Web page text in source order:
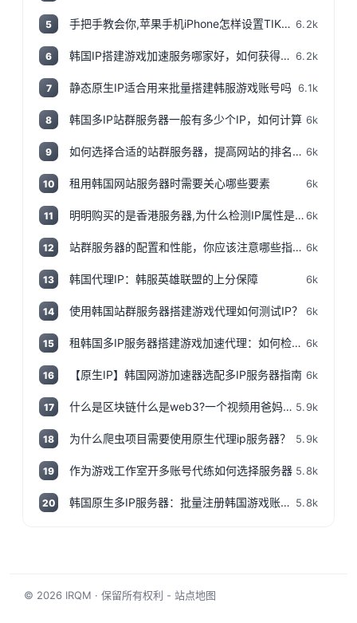
5 手把手教会你,苹果手机iPhone怎样设置TIKTOK文的运营环境，手把手教你怎样运营海外抖音 服务器购买 6.2k
6 韩国IP搭建游戏加速服务哪家好，如何获得韩国IP 6.2k
7 静态原生IP适合用来批量搭建韩服游戏账号吗 6.1k
8 韩国多IP站群服务器一般有多少个IP，如何计算 6k
9 如何选择合适的站群服务器，提高网站的排名和流量 6k
10 租用韩国网站服务器时需要关心哪些要素 6k
11 明明购买的是香港服务器,为什么检测IP属性是归美国?「视频+文案」6k
12 站群服务器的配置和性能，你应该注意哪些指标和参数？ 6k
13 韩国代理IP：韩服英雄联盟的上分保障 6k
14 使用韩国站群服务器搭建游戏代理如何测试IP？ 6k
15 租韩国多IP服务器搭建游戏加速代理：如何检测IP地址是否为本地IP 6k
16 【原生IP】韩国网游加速器选配多IP服务器指南 6k
17 什么是区块链什么是web3?一个视频用爸妈都能听得懂的话说清楚,撸空投入门视频! 5.9k
18 为什么爬虫项目需要使用原生代理ip服务器？ 5.9k
19 作为游戏工作室开多账号代练如何选择服务器 5.8k
20 韩国原生多IP服务器：批量注册韩国游戏账号神器 5.8k
© 2026 IRQM · 保留所有权利 - 站点地图